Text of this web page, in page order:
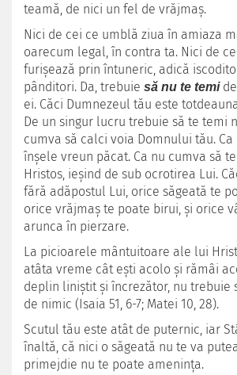
teamă, de nici un fel de vrăjmaş.
Nici de cei ce umblă ziua în amiaza
oarecum legal, în contra ta. Nici de
furişează prin întuneric, adică
pânditori. Da, trebuie să nu te temi
ei. Căci Dumnezeul tău este
De un singur lucru trebuie să te temi
cumva să calci voia Domnului tău.
înşele vreun păcat. Ca nu cumva să
Hristos, ieşind de sub ocrotirea Lui.
fără adăpostul Lui, orice săgeată te
orice vrăjmaş te poate birui, şi orice
arunca în pierzare.
La picioarele mântuitoare ale lui
atâta vreme cât eşti acolo şi rămâi
deplin liniştit şi încrezător, nu trebuie
de nimic (Isaia 51, 6-7; Matei 10, 28).
Scutul tău este atât de puternic, iar
înaltă, că nici o săgeată nu te va
primejdie nu te poate ameninţa.